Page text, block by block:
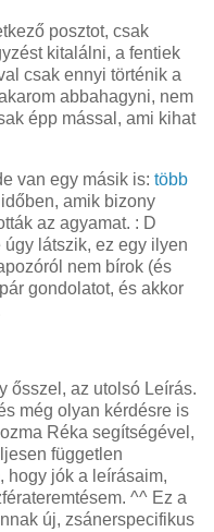
posztot, csak
kitalálni, a fentiek
csak ennyi történik a
abbahagyni, nem
épp mással, ami kihat
van egy másik is: több
amik bizony
az agyamat. : D
látszik, ez egy ilyen
nem bírok (és
gondolatot, és akkor
ősszel, az utolsó Leírás.
még olyan kérdésre is
Réka segítségével,
független
hogy jók a leírásaim,
^^ Ez a
új, zsánerspecifikus